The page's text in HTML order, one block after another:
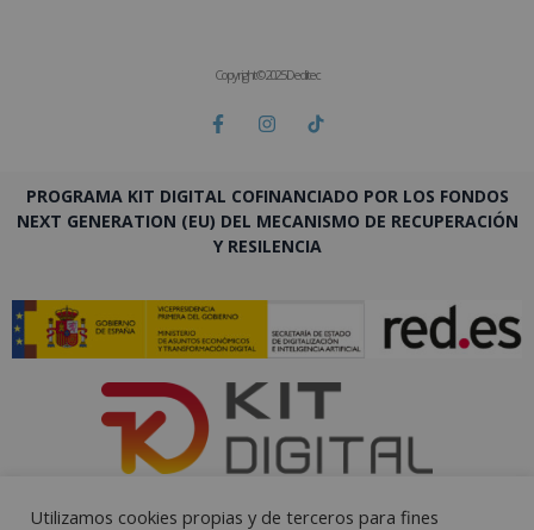
Copyright © 2025 Deditec
PROGRAMA KIT DIGITAL COFINANCIADO POR LOS FONDOS
NEXT GENERATION (EU) DEL MECANISMO DE RECUPERACIÓN
Y RESILENCIA
Utilizamos cookies propias y de terceros para fines